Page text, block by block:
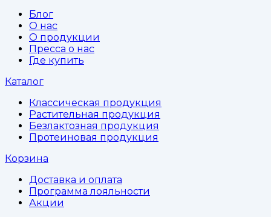
Блог
О нас
О продукции
Пресса о нас
Где купить
Каталог
Классическая продукция
Растительная продукция
Безлактозная продукция
Протеиновая продукция
Корзина
Доставка и оплата
Программа лояльности
Акции